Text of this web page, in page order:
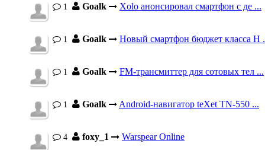
1 Goalk Xolo анонсировал смартфон с де ...
1 Goalk Новый смартфон бюджет класса H
1 Goalk FM-трансмиттер для сотовых тел ...
1 Goalk Android-навигатор teXet TN-550 ...
4 foxy_1 Warspear Online